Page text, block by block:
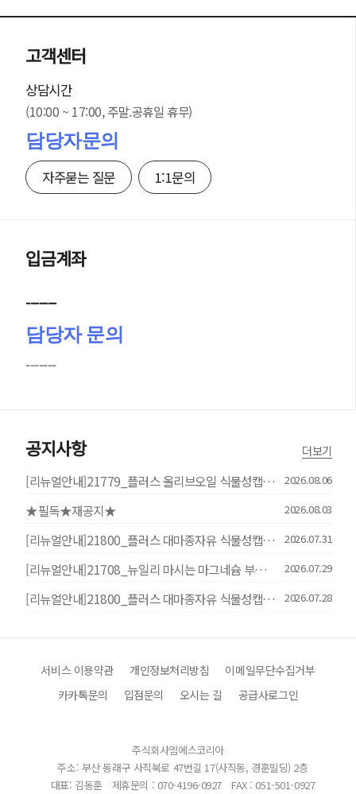
고객센터
상담시간
(10:00 ~ 17:00, 주말.공휴일 휴무)
담당자문의
자주묻는 질문 1:1문의
입금계좌
-------
담당자 문의
-------
공지사항
[리뉴얼안내]21779_플러스 올리브오일 식물성캡슐 30캡슐 2026.08.06
★필독★재공지★ 2026.08.03
[리뉴얼안내]21800_플러스 대마종자유 식물성캡슐 30캡슐 2026.07.31
[리뉴얼안내]21708_뉴일리 마시는 마그네슘 부스터샷 20mlx14포 2026.07.29
[리뉴얼안내]21800_플러스 대마종자유 식물성캡슐 30캡슐 2026.07.28
더보기
서비스 이용약관 개인정보처리방침
이메일무단수집거부
카카톡문의
입점문의 오시는 길 공급사로그인
주식회사엠에스코리아
주소: 부산 동래구 사직북로 47번길 17(사직동, 경훈빌딩) 2층
대표: 김동훈
제휴문의 : 070-4196-0927 FAX : 051-501-0927